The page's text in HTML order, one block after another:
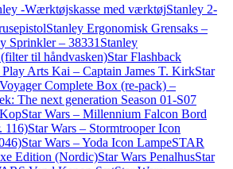
-Wærktøjskasse med værktøjStanley 2-
Stanley Ergonomisk Grensaks –
Sprinkler – 38331 Stanley
til håndvasken)Star Flashback
Play Arts Kai – Captain James T. KirkStar
Complete Box (re-pack) –
The next generation Season 01-S07
Star Wars – Millennium Falcon Bord
116)Star Wars – Stormtrooper Icon
Star Wars – Yoda Icon LampeSTAR
Edition (Nordic)Star Wars PenalhusStar